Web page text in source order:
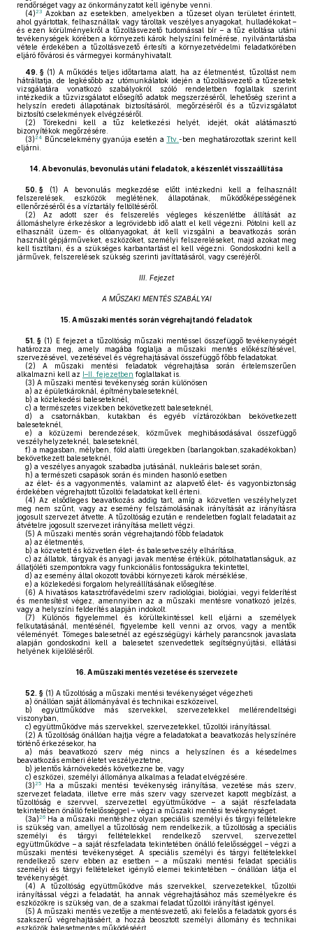
rendőrséget vagy az önkormányzatot kell igénybe venni.
(4)23 Azokban az esetekben, amelyekben a tűzeset olyan területet érintett,
ahol gyártottak, felhasználtak vagy tároltak veszélyes anyagokat, hulladékokat –
és ezen körülményekről a tűzoltásvezető tudomással bír – a tűz eloltása utáni
tevékenységek körében a környezeti károk helyszíni felmérése, nyilvántartásba
vétele érdekében a tűzoltásvezető értesíti a környezetvédelmi feladatkörében
eljáró fővárosi és vármegyei kormányhivatalt.
49. § (1) A működés teljes időtartama alatt, ha az életmentést, tűzoltást nem
hátráltatja, de legkésőbb az utómunkálatok idején a tűzoltásvezető a tűzesetek
vizsgálatára vonatkozó szabályokról szóló rendeletben foglaltak szerint
intézkedik a tűzvizsgálatot elősegítő adatok megszerzéséről, lehetőség szerint a
helyszín eredeti állapotának biztosításáról, megőrzéséről és a tűzvizsgálatot
biztosító cselekmények elvégzéséről.
(2) Törekedni kell a tűz keletkezési helyét, idejét, okát alátámasztó
bizonyítékok megőrzésére.
(3)24 Bűncselekmény gyanúja esetén aTtv.-ben meghatározottak szerint kell
eljárni.
14. A bevonulás, bevonulás utáni feladatok, a készenlét visszaállítása
50. § (1) A bevonulás megkezdése előtt intézkedni kell a felhasznált
felszerelések, eszközök meglétének, állapotának, működőképességének
ellenőrzéséről és a víztartály feltöltéséről.
(2) Az adott szer és felszerelés végleges készenlétbe állítását az
állomáshelyre érkezéskor a legrövidebb idő alatt el kell végezni. Pótolni kell az
elhasznált üzem- és oltóanyagokat, át kell vizsgálni a beavatkozás során
használt gépjárműveket, eszközöket, személyi felszereléseket, majd azokat meg
kell tisztítani, és a szükséges karbantartást el kell végezni. Gondoskodni kell a
járművek, felszerelések szükség szerinti javíttatásáról, vagy cseréjéről.
III. Fejezet
A MŰSZAKI MENTÉS SZABÁLYAI
15. A műszaki mentés során végrehajtandó feladatok
51. § (1) E fejezet a tűzoltóság műszaki mentéssel összefüggő tevékenységét
határozza meg, amely magába foglalja a műszaki mentés előkészítésével,
szervezésével, vezetésével és végrehajtásával összefüggő főbb feladatokat.
(2) A műszaki mentési feladatok végrehajtása során értelemszerűen
alkalmazni kell az I–II. fejezetben foglaltakat is.
(3) A műszaki mentési tevékenység során különösen
a) az épületkároknál, építménybaleseteknél,
b) a közlekedési baleseteknél,
c) a természetes vizekben bekövetkezett baleseteknél,
d) a csatornákban, kutakban és egyéb víztározókban bekövetkezett
baleseteknél,
e) a közüzemi berendezések, közművek meghibásodásával összefüggő
veszélyhelyzeteknél, baleseteknél,
f) a magasban, mélyben, föld alatti üregekben (barlangokban,szakadékokban)
bekövetkezett baleseteknél,
g) a veszélyes anyagok szabadba jutásánál, nukleáris baleset során,
h) a természeti csapások során és minden hasonló esetben
az élet- és a vagyonmentés, valamint az alapvető élet- és vagyonbiztonság
érdekében végrehajtott tűzoltói feladatokat kell érteni.
(4) Az elsődleges beavatkozás addig tart, amíg a közvetlen veszélyhelyzet
meg nem szűnt, vagy az esemény felszámolásának irányítását az irányításra
jogosult szervezet átvette. A tűzoltóság ezután e rendeletben foglalt feladatait az
átvételre jogosult szervezet irányítása mellett végzi.
(5) A műszaki mentés során végrehajtandó főbb feladatok
a) az életmentés,
b) a közvetett és közvetlen élet- és balesetveszély elhárítása,
c) az állatok, tárgyak és anyagi javak mentése értékük, pótolhatatlanságuk, az
állatjóléti szempontokra vagy funkcionális fontosságukra tekintettel,
d) az esemény által okozott további környezeti károk mérséklése,
e) a közlekedési forgalom helyreállításának elősegítése.
(6) A hivatásos katasztrófavédelmi szerv radiológiai, biológiai, vegyi felderítést
és mentesítést végez, amennyiben az a műszaki mentésre vonatkozó jelzés,
vagy a helyszíni felderítés alapján indokolt.
(7) Különös figyelemmel és körültekintéssel kell eljárni a személyek
felkutatásánál, mentésénél, figyelembe kell venni az orvos, vagy a mentők
véleményét. Tömeges balesetnél az egészségügyi kárhely parancsnok javaslata
alapján gondoskodni kell a balesetet szenvedettek segítségnyújtási, ellátási
helyének kijelöléséről.
16. A műszaki mentés vezetése és szervezete
52. § (1) A tűzoltóság a műszaki mentési tevékenységet végezheti
a) önállóan saját állományával és technikai eszközeivel,
b) együttműködve más szervekkel, szervezetekkel mellérendeltségi
viszonyban,
c) együttműködve más szervekkel, szervezetekkel, tűzoltói irányítással.
(2) A tűzoltóság önállóan hajtja végre a feladatokat a beavatkozás helyszínére
történő érkezésekor, ha
a) más beavatkozó szerv még nincs a helyszínen és a késedelmes
beavatkozás emberi életet veszélyeztetne,
b) jelentős kárnövekedés következne be, vagy
c) eszközei, személyi állománya alkalmas a feladat elvégzésére.
(3)25
Ha a műszaki mentési tevékenység irányítása, vezetése más szerv,
szervezet feladata, illetve erre más szerv vagy szervezet kapott megbízást, a
tűzoltóság e szervvel, szervezettel együttműködve – a saját részfeladata
tekintetében önálló felelősséggel – végzi a műszaki mentési tevékenységet.
(3a)26 Ha a műszaki mentéshez olyan speciális személyi és tárgyi feltételekre
is szükség van, amellyel a tűzoltóság nem rendelkezik, a tűzoltóság a speciális
személyi és tárgyi feltételekkel rendelkező szervvel, szervezettel
együttműködve – a saját részfeladata tekintetében önálló felelősséggel – végzi a
műszaki mentési tevékenységet. A speciális személyi és tárgyi feltételekkel
rendelkező szerv ebben az esetben – a műszaki mentési feladat speciális
személyi és tárgyi feltételeket igénylő elemei tekintetében – önállóan látja el
tevékenységét.
(4) A tűzoltóság együttműködve más szervekkel, szervezetekkel, tűzoltói
irányítással végzi a feladatát, ha annak végrehajtásához más személyekre és
eszközökre is szükség van, de a szakmai feladat tűzoltói irányítást igényel.
(5) A műszaki mentés vezetője a mentésvezető, aki felelős a feladatok gyors és
szakszerű végrehajtásáért, a hozzá beosztott személyi állomány és technikai
eszközök balesetmentes működéséért.